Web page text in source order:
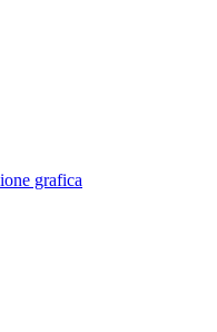
grafica